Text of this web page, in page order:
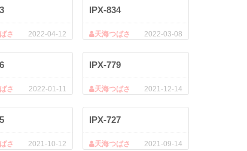
2022-04-12
さ
IPX-834
2022-03-08
天海つばさ
2022-01-11
さ
IPX-779
2021-12-14
天海つばさ
2021-10-12
さ
IPX-727
2021-09-14
天海つばさ